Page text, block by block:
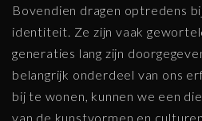
Bovendien dragen optredens
identiteit. Ze zijn vaak
generaties lang zijn
belangrijk onderdeel van ons
bij te wonen, kunnen we een
van de kunstvormen en